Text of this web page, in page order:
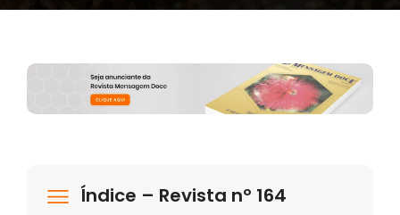
Índice – Revista nº 164